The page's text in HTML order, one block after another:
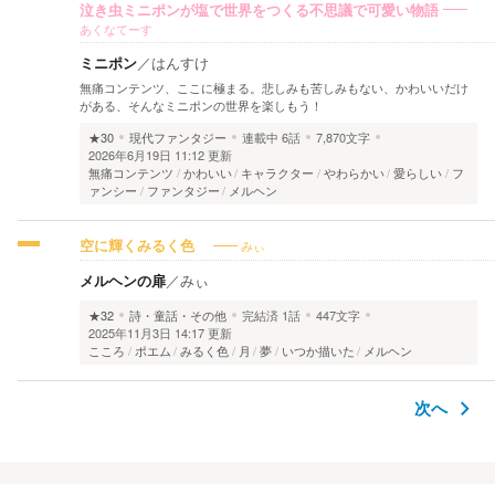
泣き虫ミニポンが塩で世界をつくる不思議で可愛い物語
あくなてーす
ミニポン／はんすけ
無痛コンテンツ、ここに極まる。悲しみも苦しみもない、かわいいだけ
がある、そんなミニポンの世界を楽しもう！
★30
現代ファンタジー 連載中 6話
7,870文字
2026年6月19日 11:12 更新
無痛コンテンツ
かわいい キャラクター やわらかい 愛らしい
フ
ァンシー
ファンタジー メルヘン
空に輝くみるく色 みぃ
メルヘンの扉／みぃ
★32 詩・童話・その他 完結済 1話
447文字
2025年11月3日 14:17 更新
こころ
ポエム みるく色 月 夢 いつか描いた メルヘン
次へ